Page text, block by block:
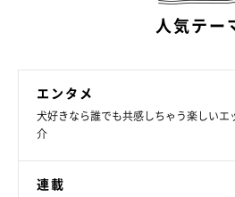
人気テー
エンタメ
犬好きなら誰でも共感しちゃう楽しい
介
連載